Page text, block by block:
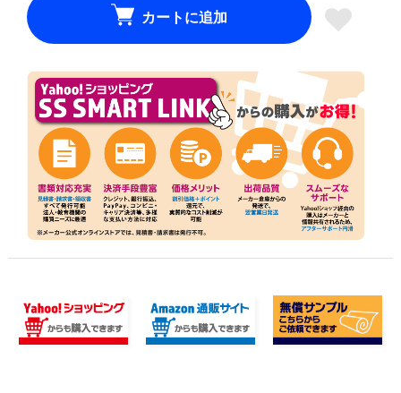
カートに追加